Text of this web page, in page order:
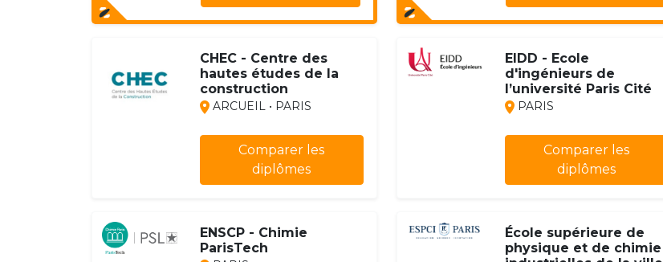
CHEC - Centre des
hautes études de la
construction
ARCUEIL • PARIS
Comparer les
diplômes
EIDD - Ecole
d'ingénieurs de
l’université Paris Cité
PARIS
Comparer les
diplômes
ENSCP - Chimie
ParisTech
École supérieure de
physique et de chimie